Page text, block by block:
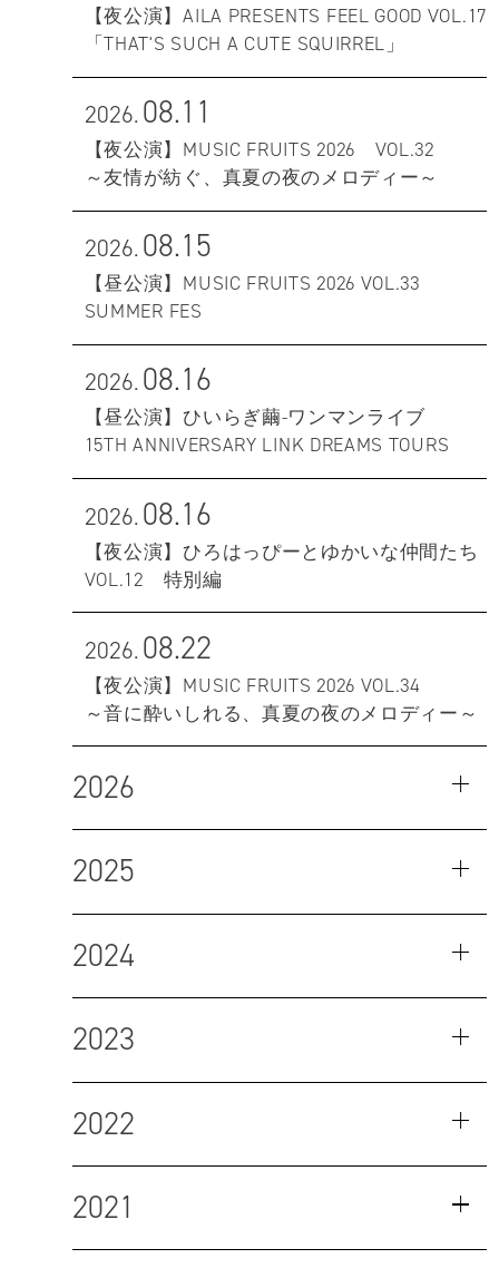
【夜公演】AILA PRESENTS FEEL GOOD VOL.17
「THAT'S SUCH A CUTE SQUIRREL」
2026.08.11
【夜公演】MUSIC FRUITS 2026 VOL.32
～友情が紡ぐ、真夏の夜のメロディー～
2026.08.15
【昼公演】MUSIC FRUITS 2026 VOL.33
SUMMER FES
2026.08.16
【昼公演】ひいらぎ繭-ワンマンライブ
15TH ANNIVERSARY LINK DREAMS TOURS
2026.08.16
【夜公演】ひろはっぴーとゆかいな仲間たち
VOL.12 特別編
2026.08.22
【夜公演】MUSIC FRUITS 2026 VOL.34
～音に酔いしれる、真夏の夜のメロディー～
2026
2025
2024
2023
2022
2021